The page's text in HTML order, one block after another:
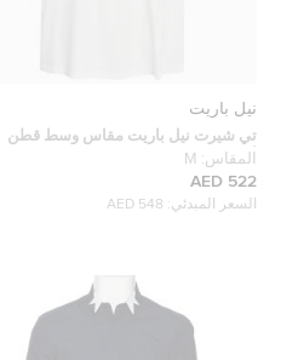
نيل باريت
تي شيرت نيل باريت مقاس وسط قطن
أبيض مزيج قطن محبوك
المقاس: M
522 AED
السعر المبدئي: 548 AED